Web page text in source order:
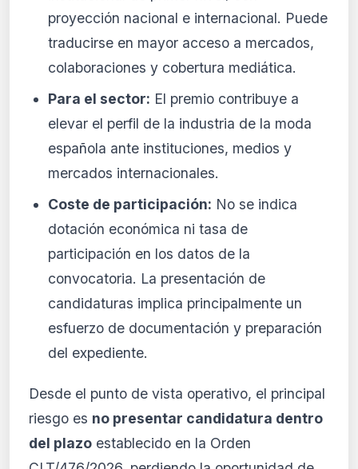
proyección nacional e internacional. Puede
traducirse en mayor acceso a mercados,
colaboraciones y cobertura mediática.
Para el sector: El premio contribuye a
elevar el perfil de la industria de la moda
española ante instituciones, medios y
mercados internacionales.
Coste de participación: No se indica
dotación económica ni tasa de
participación en los datos de la
convocatoria. La presentación de
candidaturas implica principalmente un
esfuerzo de documentación y preparación
del expediente.
Desde el punto de vista operativo, el principal
riesgo es no presentar candidatura dentro
del plazo establecido en la Orden